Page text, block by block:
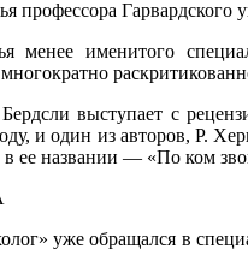
профессора
менее именитого
выступает с
и один из авторов, Р.
ее названии — «По ком
уже обращался в